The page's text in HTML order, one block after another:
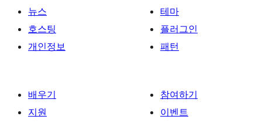
뉴스
호스팅
개인정보
테마
플러그인
패턴
배우기
지원
참여하기
이벤트